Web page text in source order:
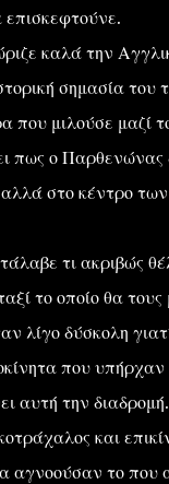
καλά την
σημασία του
που μιλούσε μαζί
πως ο Παρθενώνας
στο κέντρο
τι ακριβώς
το οποίο θα
λίγο δύσκολη
που υπήρχαν
αυτή την διαδρομή.
και
αγνοούσαν το που